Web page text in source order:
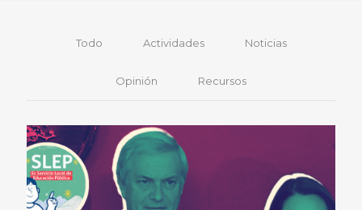
Todo Actividades Noticias
Opinión Recursos